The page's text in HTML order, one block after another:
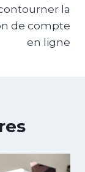
la
de compte
en ligne